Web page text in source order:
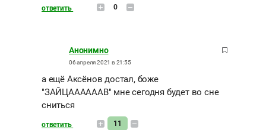
ответить 0
Анонимно
06 апреля 2021 в 21:55
а ещё Аксёнов достал, боже
"ЗАЙЦААААААВ" мне сегодня будет во сне
сниться
ответить 11